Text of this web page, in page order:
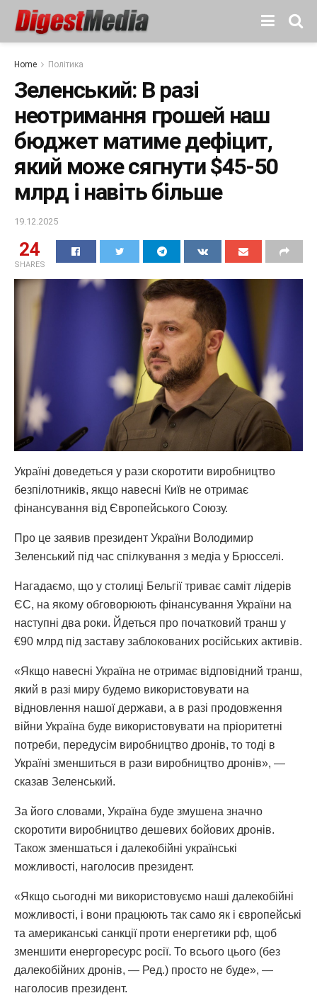
Home Політика
Зеленський: В разі
неотримання грошей наш
бюджет матиме дефіцит,
який може сягнути $45-50
млрд і навіть більше
19.12.2025
24
SHARES
Україні доведеться у рази скоротити виробництво
безпілотників, якщо навесні Київ не отримає
фінансування від Європейського Союзу.
Про це заявив президент України Володимир
Зеленський під час спілкування з медіа у Брюсселі.
Нагадаємо, що у столиці Бельгії триває саміт лідерів
ЄС, на якому обговорюють фінансування України на
наступні два роки. Йдеться про початковий транш у
€90 млрд під заставу заблокованих російських активів.
«Якщо навесні Україна не отримає відповідний транш,
який в разі миру будемо використовувати на
відновлення нашої держави, а в разі продовження
війни Україна буде використовувати на пріоритетні
потреби, передусім виробництво дронів, то тоді в
Україні зменшиться в рази виробництво дронів», —
сказав Зеленський.
За його словами, Україна буде змушена значно
скоротити виробництво дешевих бойових дронів.
Також зменшаться і далекобійні українські
можливості, наголосив президент.
«Якщо сьогодні ми використовуємо наші далекобійні
можливості, і вони працюють так само як і європейські
та американські санкції проти енергетики рф, щоб
зменшити енергоресурс росії. То всього цього (без
далекобійних дронів, — Ред.) просто не буде», —
наголосив президент.